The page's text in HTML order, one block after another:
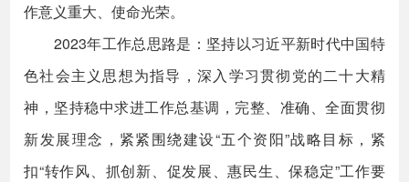
作意义重大、使命光荣。
2023年工作总思路是：坚持以习近平新时代中国特
色社会主义思想为指导，深入学习贯彻党的二十大精
神，坚持稳中求进工作总基调，完整、准确、全面贯彻
新发展理念，紧紧围绕建设“五个资阳”战略目标，紧
扣“转作风、抓创新、促发展、惠民生、保稳定”工作要